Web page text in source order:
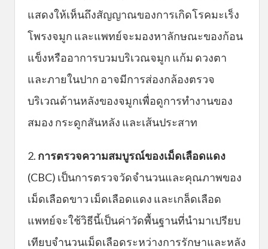
แสดงให้เห็นถึงสัญญาณของการเกิดโรคมะเร็ง
โพรงจมูก และแพทย์จะมองหาลักษณะของก้อน
แข็งหรืออาการบวมบริเวณจมูก แก้ม ดวงตา
และภายในปาก อาจมีการส่องกล้องตรวจ
บริเวณด้านหลังของจมูกเพื่อดูการทำงานของ
สมอง กระดูกสันหลัง และเส้นประสาท
2. การตรวจความสมบูรณ์ของเม็ดเลือดแดง
(CBC) เป็นการตรวจวัดจำนวนและคุณภาพของ
เม็ดเลือดขาว เม็ดเลือดแดง และเกล็ดเลือด
แพทย์จะใช้วิธีนี้เป็นค่าวัดพื้นฐานที่นำมาเปรียบ
เทียบจำนวนเม็ดเลือดระหว่างการรักษาและหลัง